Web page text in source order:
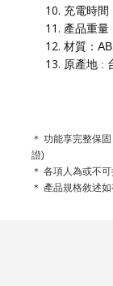
充電時間
產品重量
材質：
原產地 :
＊ 功能享完整保
證)
＊ 各項人為或不
＊ 產品規格敘述